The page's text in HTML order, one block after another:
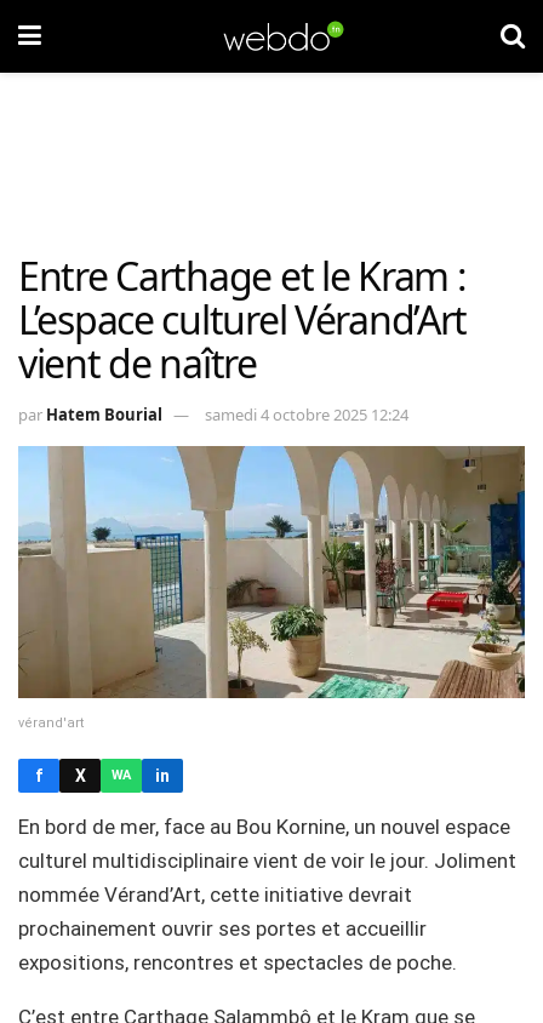
Entre Carthage et le Kram :
L’espace culturel Vérand’Art
vient de naître
par Hatem Bourial samedi 4 octobre 2025 12:24
vérand'art
f X WA in
En bord de mer, face au Bou Kornine, un nouvel espace
culturel multidisciplinaire vient de voir le jour. Joliment
nommée Vérand’Art, cette initiative devrait
prochainement ouvrir ses portes et accueillir
expositions, rencontres et spectacles de poche.
C’est entre Carthage Salammbô et le Kram que se